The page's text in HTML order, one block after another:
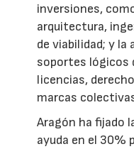
inversiones,
arquitectura,
de viabilidad; y la
soportes lógicos
licencias,
marcas
Aragón ha fijado
ayuda en el 30%